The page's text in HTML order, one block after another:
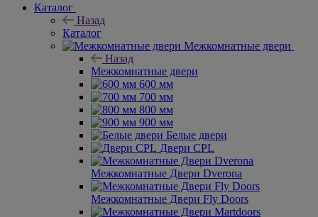
Каталог
Назад
Каталог
Межкомнатные двери
Назад
Межкомнатные двери
600 мм
700 мм
800 мм
900 мм
Белые двери
Двери CPL
Межкомнатные Двери Dverona
Межкомнатные Двери Fly Doors